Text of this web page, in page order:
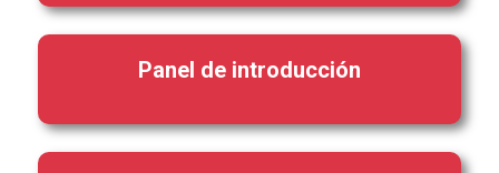
Panel de introducción